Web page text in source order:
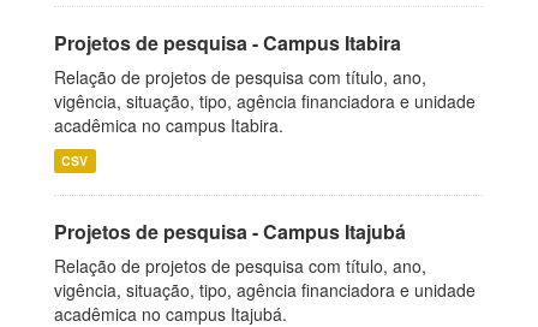
Projetos de pesquisa - Campus Itabira
Relação de projetos de pesquisa com título, ano,
vigência, situação, tipo, agência financiadora e unidade
acadêmica no campus Itabira.
CSV
Projetos de pesquisa - Campus Itajubá
Relação de projetos de pesquisa com título, ano,
vigência, situação, tipo, agência financiadora e unidade
acadêmica no campus Itajubá.